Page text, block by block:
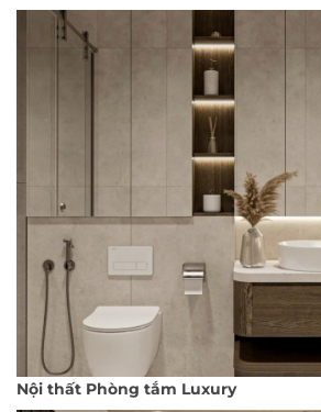
Nội thất Phòng tắm Luxury